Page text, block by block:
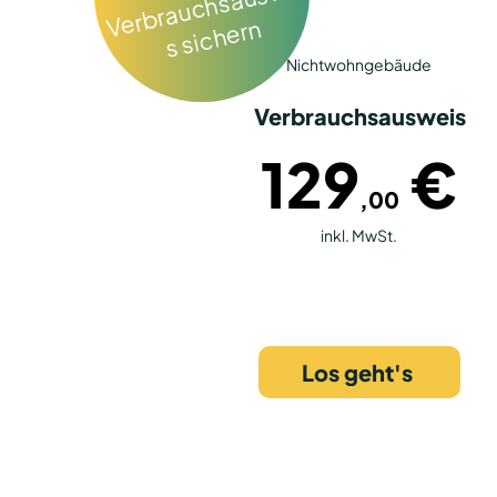
Nichtwohngebäude
Verbrauchsausweis
129,00 €
inkl. MwSt.
Los geht's
V
n